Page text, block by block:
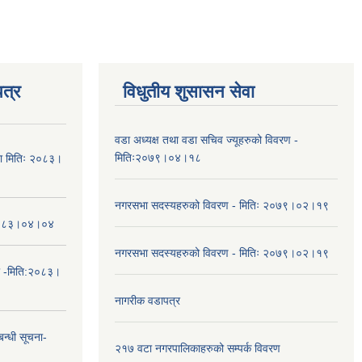
मितिः २०८३।
-मिति:२०८३।
सूचना-
विधुतीय शुसासन सेवा
वडा अध्यक्ष तथा वडा सचिव ज्यूहरुको विवरण -
मितिः२०७९।०४।१८
नगरसभा सदस्यहरुको विवरण - मितिः २०७९।०२।१९
नगरसभा सदस्यहरुको विवरण - मितिः २०७९।०२।१९
नागरीक वडापत्र
२१७ वटा नगरपालिकाहरुको सम्पर्क विवरण